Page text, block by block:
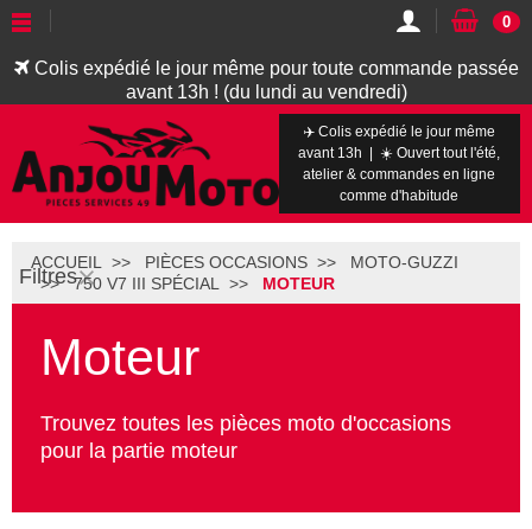
Colis expédié le jour même pour toute commande passée
avant 13h ! (du lundi au vendredi)
0
✈️ Colis expédié le jour même
avant 13h | ☀️ Ouvert tout l'été,
atelier & commandes en ligne
comme d'habitude
Filtres
ACCUEIL PIÈCES OCCASIONS
MOTO-GUZZI
750 V7 III SPÉCIAL
MOTEUR
Moteur
Trouvez toutes les pièces moto d'occasions
pour la partie moteur